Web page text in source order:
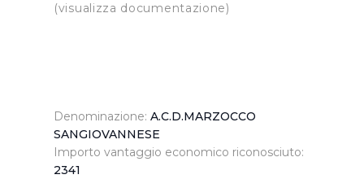
(visualizza documentazione)
Denominazione: A.C.D.MARZOCCO
SANGIOVANNESE
Importo vantaggio economico riconosciuto:
2341